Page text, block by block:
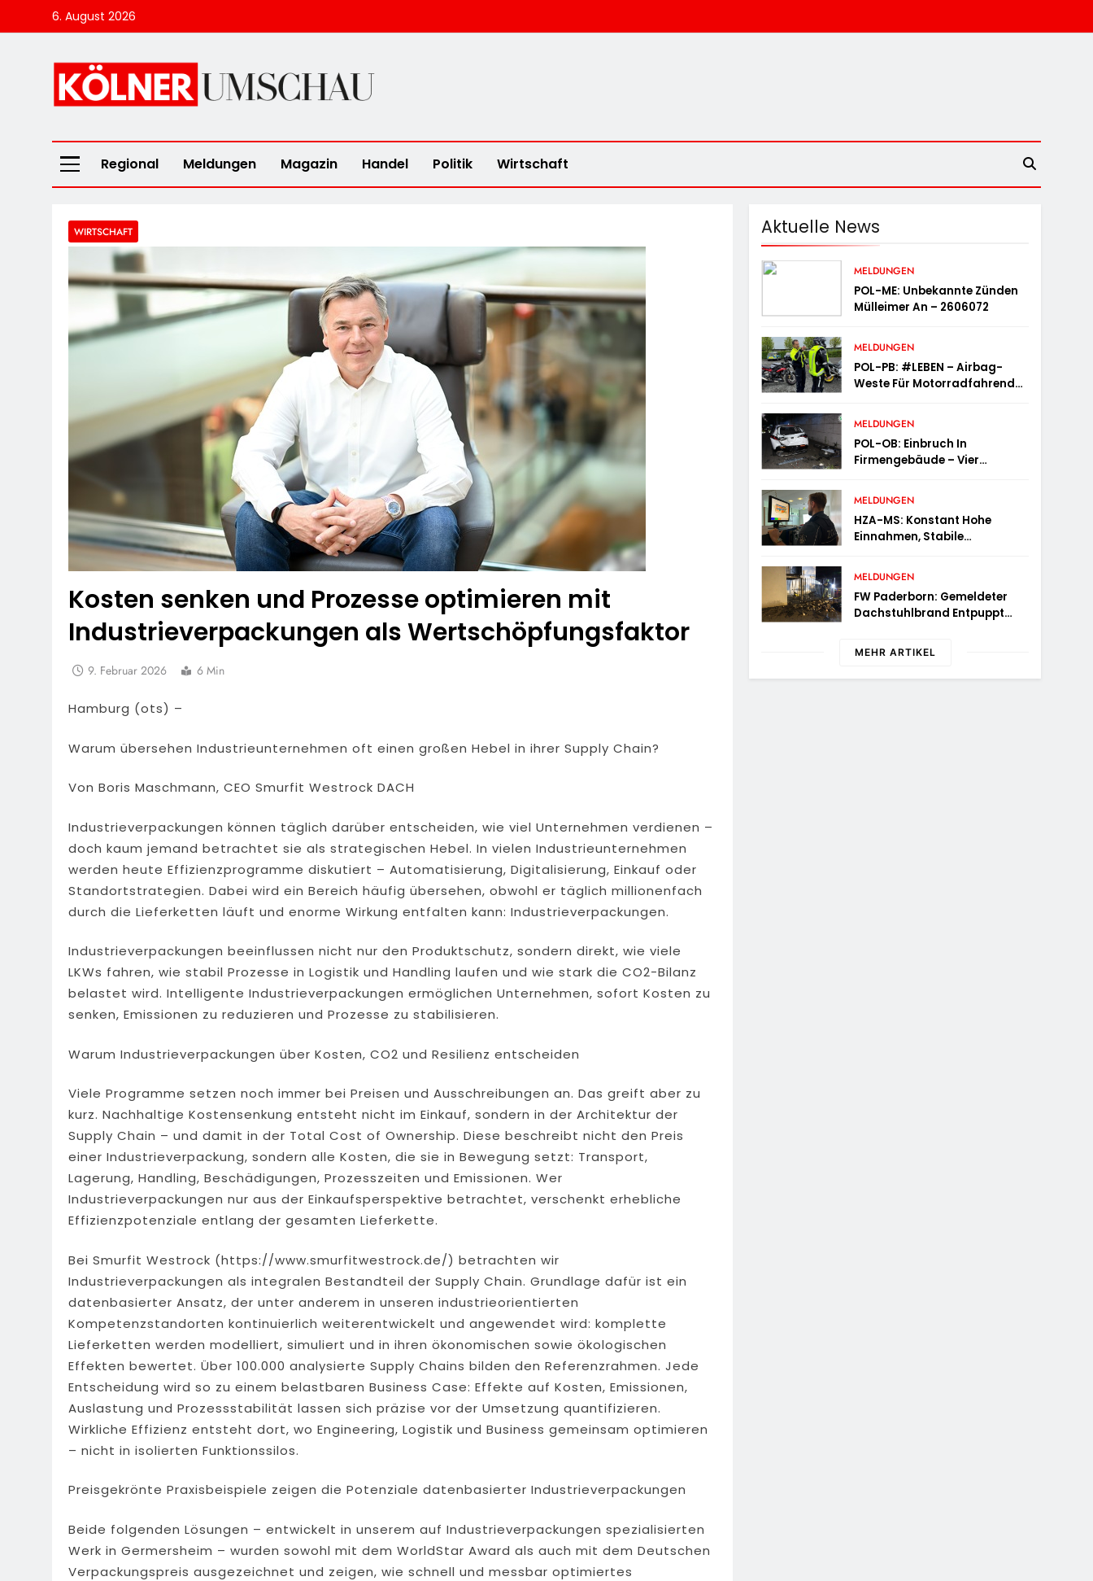
to
6. August 2026
Kölner Umschau
Regional Meldungen Magazin Handel Politik Wirtschaft
WIRTSCHAFT
Kosten senken und Prozesse optimieren mit
Industrieverpackungen als Wertschöpfungsfaktor
9. Februar 2026 6 Min
Hamburg (ots) –
Warum übersehen Industrieunternehmen oft einen großen Hebel in ihrer Supply Chain?
Von Boris Maschmann, CEO Smurfit Westrock DACH
Industrieverpackungen können täglich darüber entscheiden, wie viel Unternehmen verdienen –
doch kaum jemand betrachtet sie als strategischen Hebel. In vielen Industrieunternehmen
werden heute Effizienzprogramme diskutiert – Automatisierung, Digitalisierung, Einkauf oder
Standortstrategien. Dabei wird ein Bereich häufig übersehen, obwohl er täglich millionenfach
durch die Lieferketten läuft und enorme Wirkung entfalten kann: Industrieverpackungen.
Industrieverpackungen beeinflussen nicht nur den Produktschutz, sondern direkt, wie viele
LKWs fahren, wie stabil Prozesse in Logistik und Handling laufen und wie stark die CO2-Bilanz
belastet wird. Intelligente Industrieverpackungen ermöglichen Unternehmen, sofort Kosten zu
senken, Emissionen zu reduzieren und Prozesse zu stabilisieren.
Warum Industrieverpackungen über Kosten, CO2 und Resilienz entscheiden
Viele Programme setzen noch immer bei Preisen und Ausschreibungen an. Das greift aber zu
kurz. Nachhaltige Kostensenkung entsteht nicht im Einkauf, sondern in der Architektur der
Supply Chain – und damit in der Total Cost of Ownership. Diese beschreibt nicht den Preis
einer Industrieverpackung, sondern alle Kosten, die sie in Bewegung setzt: Transport,
Lagerung, Handling, Beschädigungen, Prozesszeiten und Emissionen. Wer
Industrieverpackungen nur aus der Einkaufsperspektive betrachtet, verschenkt erhebliche
Effizienzpotenziale entlang der gesamten Lieferkette.
Bei Smurfit Westrock (https://www.smurfitwestrock.de/) betrachten wir
Industrieverpackungen als integralen Bestandteil der Supply Chain. Grundlage dafür ist ein
datenbasierter Ansatz, der unter anderem in unseren industrieorientierten
Kompetenzstandorten kontinuierlich weiterentwickelt und angewendet wird: komplette
Lieferketten werden modelliert, simuliert und in ihren ökonomischen sowie ökologischen
Effekten bewertet. Über 100.000 analysierte Supply Chains bilden den Referenzrahmen. Jede
Entscheidung wird so zu einem belastbaren Business Case: Effekte auf Kosten, Emissionen,
Auslastung und Prozessstabilität lassen sich präzise vor der Umsetzung quantifizieren.
Wirkliche Effizienz entsteht dort, wo Engineering, Logistik und Business gemeinsam optimieren
– nicht in isolierten Funktionssilos.
Preisgekrönte Praxisbeispiele zeigen die Potenziale datenbasierter Industrieverpackungen
Beide folgenden Lösungen – entwickelt in unserem auf Industrieverpackungen spezialisierten
Werk in Germersheim – wurden sowohl mit dem WorldStar Award als auch mit dem Deutschen
Verpackungspreis ausgezeichnet und zeigen, wie schnell und messbar optimiertes
Aktuelle News
MELDUNGEN
POL-ME: Unbekannte Zünden
Mülleimer An – 2606072
MELDUNGEN
POL-PB: #LEBEN – Airbag-
Weste Für Motorradfahrende
MELDUNGEN
POL-OB: Einbruch In
Firmengebäude – Vier
Festgenommen
MELDUNGEN
HZA-MS: Konstant Hohe
Einnahmen, Stabile
Arbeit Mit E-Zigaretten /
Hauptzollamt Münster Zieht
Für 2025 Bilanz
MELDUNGEN
FW Paderborn: Gemeldeter
Dachstuhlbrand Entpuppt
Reismann-Gymnasium
MEHR ARTIKEL